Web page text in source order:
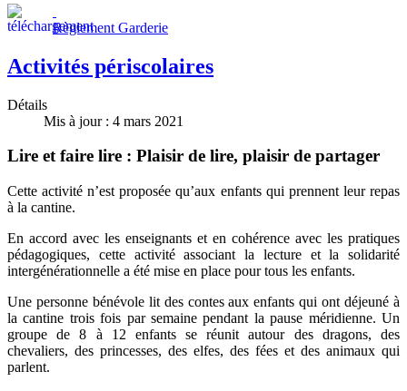
Règlement Garderie
Activités périscolaires
Détails
Mis à jour : 4 mars 2021
Lire et faire lire : Plaisir de lire, plaisir de partager
Cette activité n’est proposée qu’aux enfants qui prennent leur repas
à la cantine.
En accord avec les enseignants et en cohérence avec les pratiques
pédagogiques, cette activité associant la lecture et la solidarité
intergénérationnelle a été mise en place pour tous les enfants.
Une personne bénévole lit des contes aux enfants qui ont déjeuné à
la cantine trois fois par semaine pendant la pause méridienne. Un
groupe de 8 à 12 enfants se réunit autour des dragons, des
chevaliers, des princesses, des elfes, des fées et des animaux qui
parlent.